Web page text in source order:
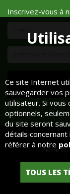
Inscrivez-vous à
Réalisé parCube
Pêche ©
Historique
Ce site Internet
sauvegarder vos
utilisateur. Si vous
optionnels,
du site seront
détails
référer à notre
TOUS LES